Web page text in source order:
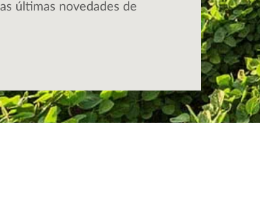
últimas novedades de